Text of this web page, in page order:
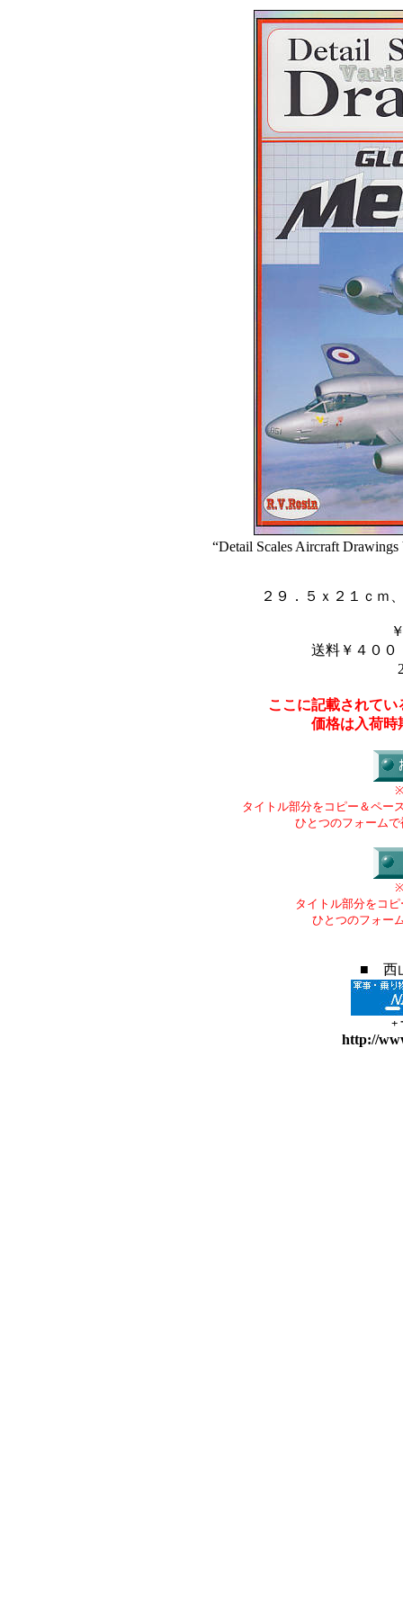
“Detail Scales Aircraft
２９．５ｘ２１ｃｍ
送料￥４００
ここに記載されて
価格は入荷時
タイトル部分をコピー＆ペー
ひとつのフォーム
タイトル部分をコ
ひとつのフォー
■ 西
+
http://